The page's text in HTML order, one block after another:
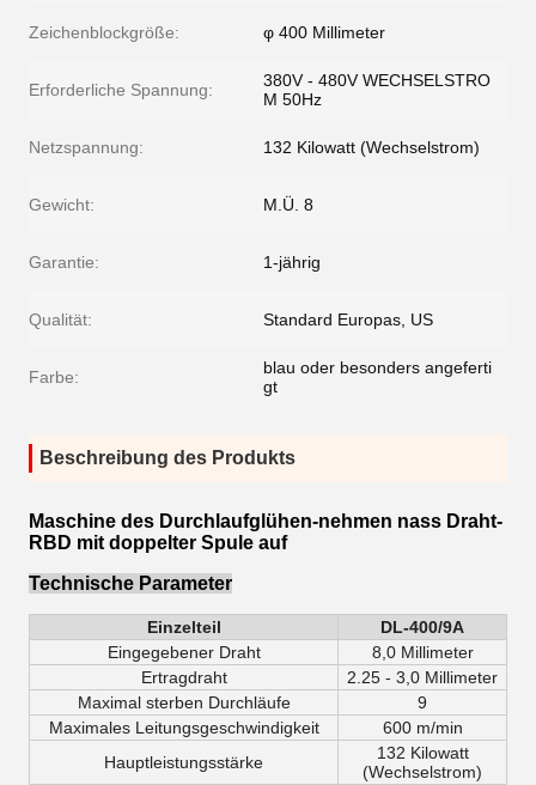
Zeichenblockgröße: φ 400 Millimeter
Erforderliche Spannung:
380V - 480V WECHSELSTRO
M 50Hz
Netzspannung: 132 Kilowatt (Wechselstrom)
Gewicht: M.Ü. 8
Garantie: 1-jährig
Qualität: Standard Europas, US
Farbe:
blau oder besonders angeferti
gt
Beschreibung des Produkts
Maschine des Durchlaufglühen-nehmen nass Draht-
RBD mit doppelter Spule auf
Technische Parameter
Einzelteil
DL-400/9A
Eingegebener Draht
8,0 Millimeter
Ertragdraht
2.25 - 3,0 Millimeter
Maximal sterben Durchläufe
9
Maximales Leitungsgeschwindigkeit
600 m/min
Hauptleistungsstärke
132 Kilowatt
(Wechselstrom)